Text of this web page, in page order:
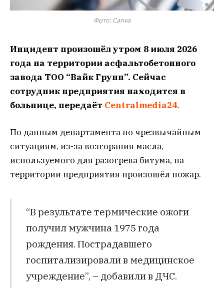
Фото: Сanva
Инцидент произошёл утром 8 июля 2026
года на территории асфальтобетонного
завода ТОО “Вайк Групп”. Сейчас
сотрудник предприятия находится в
больнице, передаёт Centralmedia24.
По данным департамента по чрезвычайным
ситуациям, из-за возгорания масла,
используемого для разогрева битума, на
территории предприятия произошёл пожар.
“В результате термические ожоги
получил мужчина 1975 года
рождения. Пострадавшего
госпитализировали в медицинское
учреждение”, – добавили в ДЧС.